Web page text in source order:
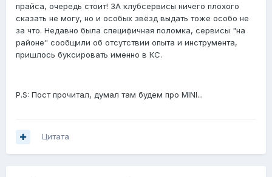
прайса, очередь стоит! ЗА клубсервисы ничего плохого
сказать не могу, но и особых звёзд выдать тоже особо не
за что. Недавно была специфичная поломка, сервисы "на
районе" сообщили об отсутствии опыта и инструмента,
пришлось буксировать именно в КС.
P.S: Пост прочитал, думал там будем про MINI...
Цитата